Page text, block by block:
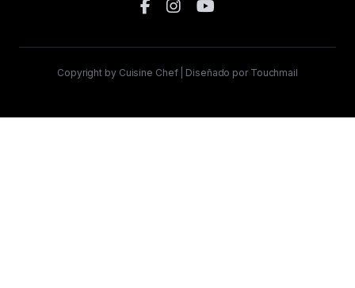
Copyright by Cuisine Chef | Diseñado por Touchmail